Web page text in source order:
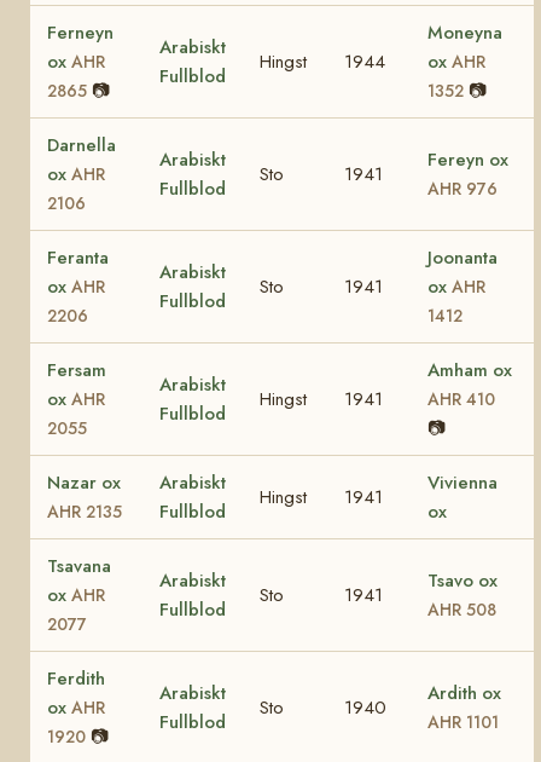
Ferneyn
ox AHR
2865 📷
Arabiskt
Fullblod
Hingst 1944
Moneyna
ox AHR
1352 📷
Darnella
ox AHR
2106
Arabiskt
Fullblod
Sto 1941
Fereyn ox
AHR 976
Feranta
ox AHR
2206
Arabiskt
Fullblod
Sto 1941
Joonanta
ox AHR
1412
Fersam
ox AHR
2055
Arabiskt
Fullblod
Hingst 1941
Amham ox
AHR 410
📷
Nazar ox
AHR 2135
Arabiskt
Fullblod
Hingst 1941
Vivienna
ox
Tsavana
ox AHR
2077
Arabiskt
Fullblod
Sto 1941
Tsavo ox
AHR 508
Ferdith
ox AHR
1920 📷
Arabiskt
Fullblod
Sto 1940
Ardith ox
AHR 1101